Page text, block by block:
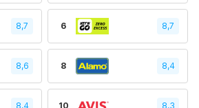
8,7 6 8,7
8,6 8 8,4
8,4 10 8,3